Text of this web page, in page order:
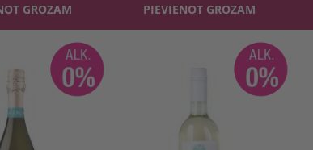
GROZAM PIEVIENOT GROZAM